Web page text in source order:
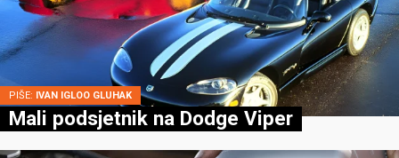
PIŠE: IVAN IGLOO GLUHAK
Mali podsjetnik na Dodge Viper